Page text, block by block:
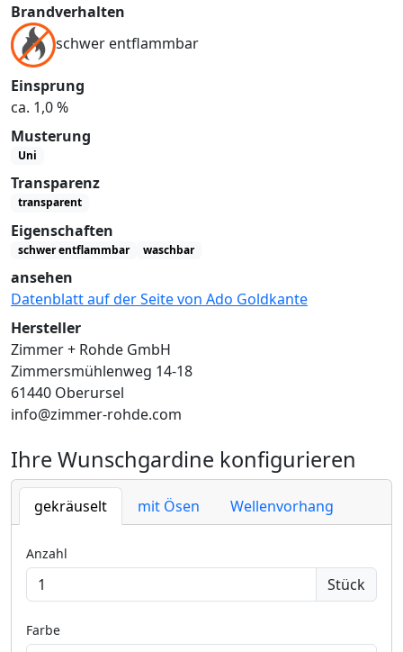
Brandverhalten
schwer entflammbar
Einsprung
ca. 1,0 %
Musterung
Uni
Transparenz
transparent
Eigenschaften
schwer entflammbar waschbar
ansehen
Datenblatt auf der Seite von Ado Goldkante
Hersteller
Zimmer + Rohde GmbH
Zimmersmühlenweg 14-18
61440 Oberursel
info@zimmer-rohde.com
Ihre Wunschgardine konfigurieren
gekräuselt mit Ösen Wellenvorhang
Anzahl
Stück
Farbe